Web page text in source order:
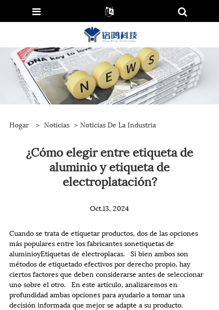
Hogar > Noticias > Noticias De La Industria
¿Cómo elegir entre etiqueta de
aluminio y etiqueta de
electroplatación?
Oct.13, 2024
Cuando se trata de etiquetar productos, dos de las opciones
más populares entre los fabricantes sonetiquetas de
aluminioyEtiquetas de electroplacas. Si bien ambos son
métodos de etiquetado efectivos por derecho propio, hay
ciertos factores que deben considerarse antes de seleccionar
uno sobre el otro. En este artículo, analizaremos en
profundidad ambas opciones para ayudarlo a tomar una
decisión informada que mejor se adapte a su producto.